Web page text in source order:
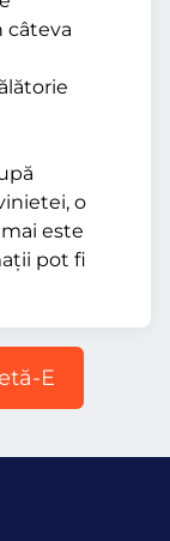
câteva
o
este
pot fi
E